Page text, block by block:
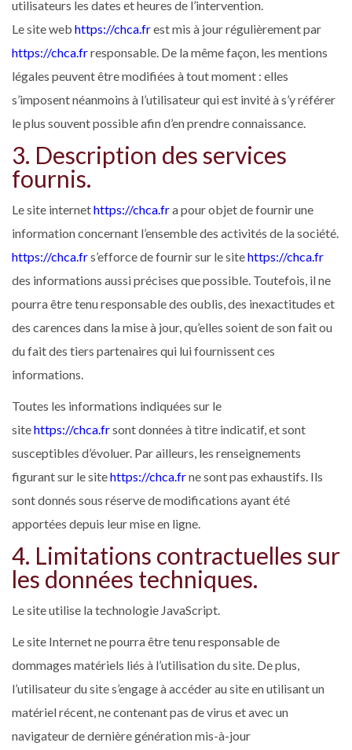
utilisateurs les dates et heures de l’intervention.
Le site web https://chca.frest mis à jour régulièrement par
https://chca.frresponsable. De la même façon, les mentions
légales peuvent être modifiées à tout moment : elles
s’imposent néanmoins à l’utilisateur qui est invité à s’y référer
le plus souvent possible afin d’en prendre connaissance.
3. Description des services
fournis.
Le site internethttps://chca.fra pour objet de fournir une
information concernant l’ensemble des activités de la société.
https://chca.frs’efforce de fournir sur le sitehttps://chca.fr
des informations aussi précises que possible. Toutefois, il ne
pourra être tenu responsable des oublis, des inexactitudes et
des carences dans la mise à jour, qu’elles soient de son fait ou
du fait des tiers partenaires qui lui fournissent ces
informations.
Toutes les informations indiquées sur le
sitehttps://chca.frsont données à titre indicatif, et sont
susceptibles d’évoluer. Par ailleurs, les renseignements
figurant sur le sitehttps://chca.frne sont pas exhaustifs. Ils
sont donnés sous réserve de modifications ayant été
apportées depuis leur mise en ligne.
4. Limitations contractuelles sur
les données techniques.
Le site utilise la technologie JavaScript.
Le site Internet ne pourra être tenu responsable de
dommages matériels liés à l’utilisation du site. De plus,
l’utilisateur du site s’engage à accéder au site en utilisant un
matériel récent, ne contenant pas de virus et avec un
navigateur de dernière génération mis-à-jour